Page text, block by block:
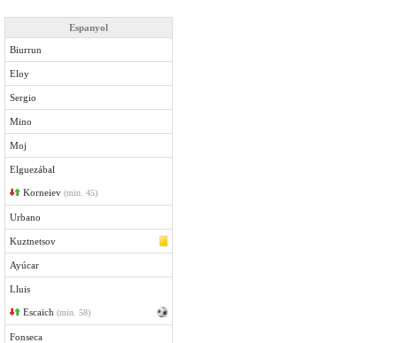
Espanyol
Biurrun
Eloy
Sergio
Mino
Moj
Elguezábal
Korneiev (min. 45)
Urbano
Kuztnetsov
Ayúcar
Lluis
Escaich (min. 58)
Fonseca